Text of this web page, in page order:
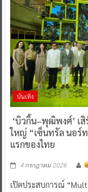
บันเทิง
‘บิวกิ้น–พุฒิพงศ์’ เ
ใหญ่ “เซ็นทรัล นอร์
แรกของไทย
4 กรกฎาคม 2026
เปิดประสบการณ์